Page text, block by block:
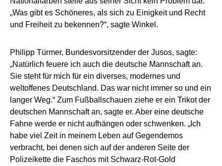
„Was gibt es Schöneres, als sich zu Einigkeit und Recht
und Freiheit zu bekennen?“, sagte Winkel.
Philipp Türmer, Bundesvorsitzender der Jusos, sagte:
„Natürlich feuere ich auch die deutsche Mannschaft an.
Sie steht für mich für ein diverses, modernes und
weltoffenes Deutschland. Das war nicht immer so und ein
langer Weg.“ Zum Fußballschauen ziehe er ein Trikot der
deutschen Mannschaft an, sagte er. Aber eine deutsche
Fahne werde er nicht aufhängen oder schwenken. „Ich
habe viel Zeit in meinem Leben auf Gegendemos
verbracht, bei denen sich auf der anderen Seite der
Polizeikette die Faschos mit Schwarz-Rot-Gold